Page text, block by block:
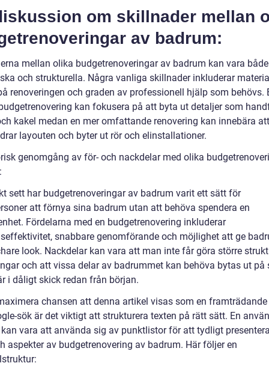
om skillnader mellan
av badrum:
mellan olika budgetrenoveringar av badrum kan vara både
och strukturella. Några vanliga skillnader inkluderar
renoveringen och graden av professionell hjälp som behövs.
kan fokusera på att byta ut detaljer som
kakel medan en mer omfattande renovering kan innebära
layouten och byter ut rör och elinstallationer.
genomgång av för- och nackdelar med olika
sett har budgetrenoveringar av badrum varit ett sätt för
att förnya sina badrum utan att behöva spendera en
Fördelarna med en budgetrenovering inkluderar
snabbare genomförande och möjlighet att ge
look. Nackdelar kan vara att man inte får göra större
och att vissa delar av badrummet kan behöva bytas ut på
i dåligt skick redan från början.
chansen att denna artikel visas som en
sök är det viktigt att strukturera texten på rätt sätt. En
vara att använda sig av punktlistor för att tydligt
aspekter av budgetrenovering av badrum. Här följer en